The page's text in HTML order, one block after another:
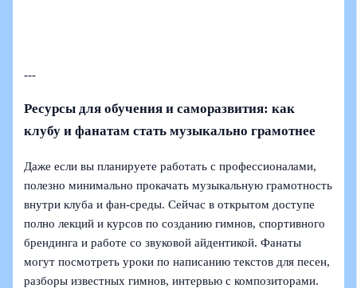
---
Ресурсы для обучения и саморазвития: как
клубу и фанатам стать музыкально грамотнее
Даже если вы планируете работать с профессионалами,
полезно минимально прокачать музыкальную грамотность
внутри клуба и фан-среды. Сейчас в открытом доступе
полно лекций и курсов по созданию гимнов, спортивного
брендинга и работе со звуковой айдентикой. Фанаты
могут посмотреть уроки по написанию текстов для песен,
разборы известных гимнов, интервью с композиторами.